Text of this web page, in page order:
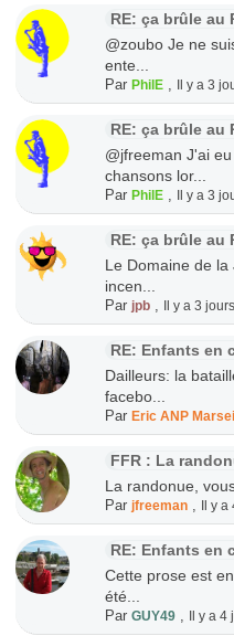
RE: ça brûle au
@zoubo Je ne
ente...
ParPhilE Il y a 3
RE: ça brûle au
@jfreeman J'ai
chansons lor...
ParPhilE Il y a 3
RE: ça brûle au
Le Domaine de
incen...
Parjpb Il y a 3 jours
RE: Enfants en
Dailleurs: la
facebo...
ParEric ANP
FFR : La
La randonue,
Parjfreeman Il y a
RE: Enfants en
Cette prose est
été...
ParGUY49 Il y a 4